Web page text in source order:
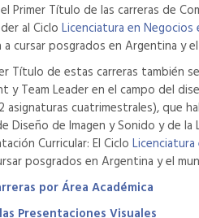
Primer Título de las carreras de
al Ciclo Licenciatura en Negocios
cursar posgrados en Argentina y
Título de estas carreras también
y Team Leader en el campo del
asignaturas cuatrimestrales), que
Diseño de Imagen y Sonido y de
Curricular: El Ciclo
posgrados en Argentina y el
por Área Académica
Presentaciones Visuales